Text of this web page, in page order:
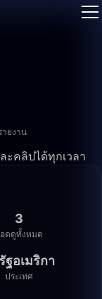
ายงาน
ะคลิปได้ทุกเวลา
3
ดดูทั้งหมด
ฐอเมริกา
ประเทศ